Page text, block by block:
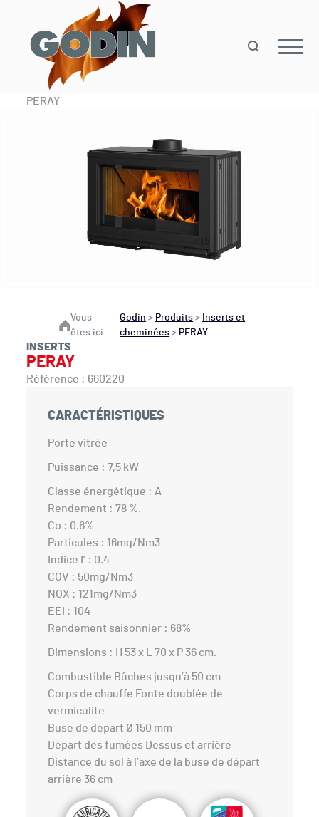
PERAY
Vous
êtes ici
Godin > Produits > Inserts et
cheminées > PERAY
INSERTS
PERAY
Référence : 660220
CARACTÉRISTIQUES
Porte vitrée
Puissance : 7,5 kW
Classe énergétique : A
Rendement : 78 %.
Co : 0.6%
Particules : 16mg/Nm3
Indice I’ : 0.4
COV : 50mg/Nm3
NOX : 121mg/Nm3
EEI : 104
Rendement saisonnier : 68%
Dimensions : H 53 x L 70 x P 36 cm.
Combustible Bûches jusqu’à 50 cm
Corps de chauffe Fonte doublée de
vermiculite
Buse de départ Ø 150 mm
Départ des fumées Dessus et arrière
Distance du sol à l’axe de la buse de départ
arrière 36 cm